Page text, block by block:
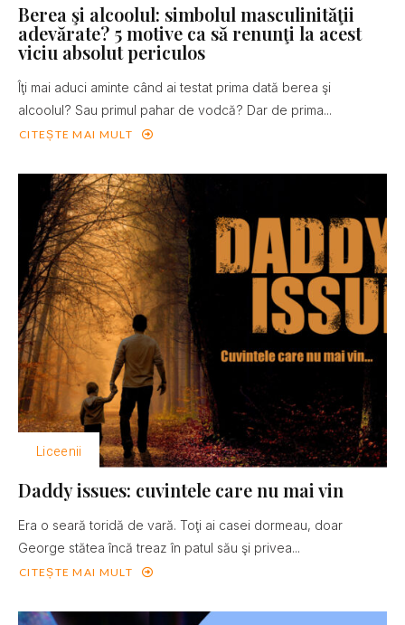
Berea şi alcoolul: simbolul masculinităţii
adevărate? 5 motive ca să renunţi la acest
viciu absolut periculos
Îţi mai aduci aminte când ai testat prima dată berea şi
alcoolul? Sau primul pahar de vodcă? Dar de prima...
CITEȘTE MAI MULT
Liceenii
Daddy issues: cuvintele care nu mai vin
Era o seară toridă de vară. Toţi ai casei dormeau, doar
George stătea încă treaz în patul său şi privea...
CITEȘTE MAI MULT